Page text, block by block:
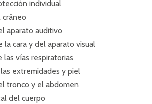
individual
aparato auditivo
la cara y del aparato visual
vías respiratorias
extremidades y piel
tronco y el abdomen
del cuerpo